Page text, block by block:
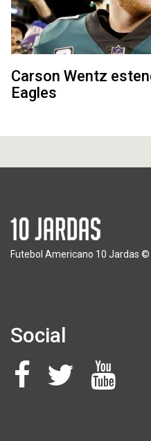
Carson Wentz
Eagles
Futebol Americano 10 Jardas ©
Social